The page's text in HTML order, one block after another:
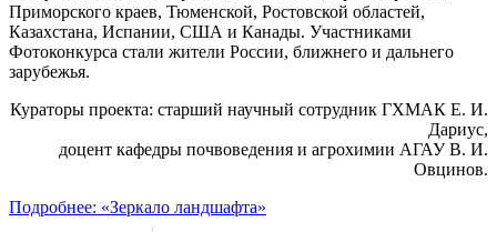
Приморского краев, Тюменской, Ростовской областей,
Казахстана, Испании, США и Канады. Участниками
Фотоконкурса стали жители России, ближнего и дальнего
зарубежья.
Кураторы проекта: старший научный сотрудник ГХМАК Е. И.
Дариус,
доцент кафедры почвоведения и агрохимии АГАУ В. И.
Овцинов.
Подробнее: «Зеркало ландшафта»